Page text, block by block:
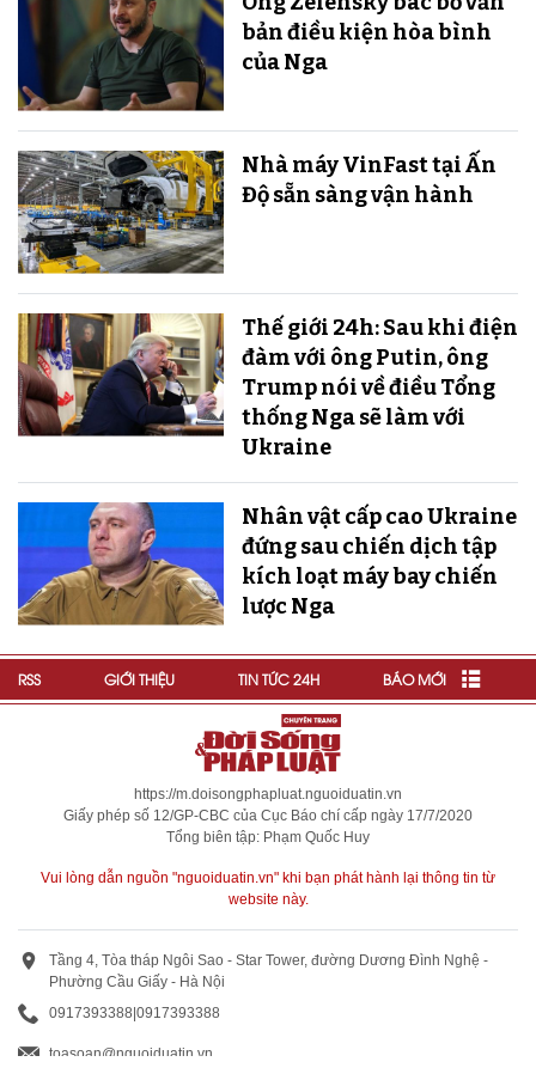
bản điều kiện hòa bình
của Nga
Nhà máy VinFast tại Ấn
Độ sẵn sàng v​​​​​​​ận hành
Thế giới 24h: Sau khi điện
đàm với ông Putin, ông
Trump nói về điều Tổng
thống Nga sẽ làm với
Ukraine
Nhân vật cấp cao Ukraine
đứng sau chiến dịch tập
kích loạt máy bay chiến
lược Nga
RSS GIỚI THIỆU TIN TỨC 24H BÁO MỚI
https://m.doisongphapluat.nguoiduatin.vn
Giấy phép số 12/GP-CBC của Cục Báo chí cấp ngày 17/7/2020
Tổng biên tập: Phạm Quốc Huy
Vui lòng dẫn nguồn "nguoiduatin.vn" khi bạn phát hành lại thông tin từ
website này.
Tầng 4, Tòa tháp Ngôi Sao - Star Tower, đường Dương Đình Nghệ -
Phường Cầu Giấy - Hà Nội
0917393388|0917393388
toasoan@nguoiduatin.vn